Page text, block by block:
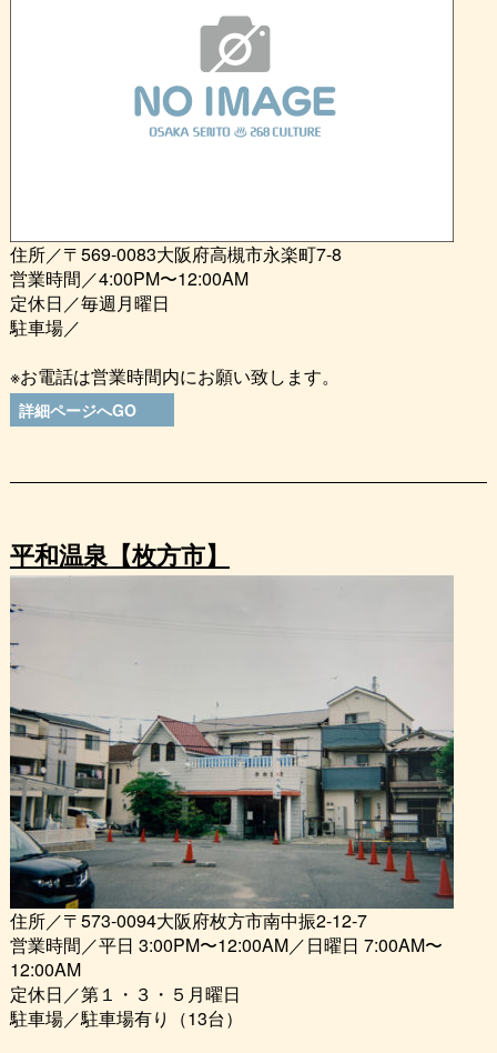
住所／〒569-0083大阪府高槻市永楽町7-8
営業時間／4:00PM〜12:00AM
定休日／毎週月曜日
駐車場／
※お電話は営業時間内にお願い致します。
詳細ページへGO
平和温泉【枚方市】
住所／〒573-0094大阪府枚方市南中振2-12-7
営業時間／平日 3:00PM〜12:00AM／日曜日 7:00AM〜
12:00AM
定休日／第１・３・５月曜日
駐車場／駐車場有り（13台）